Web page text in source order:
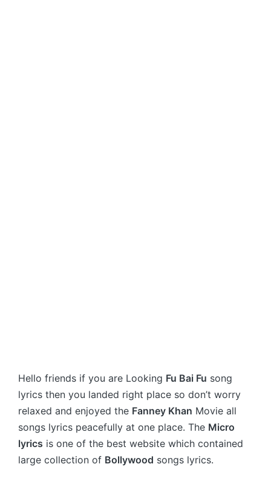
Hello friends if you are Looking Fu Bai Fu song
lyrics then you landed right place so don’t worry
relaxed and enjoyed the Fanney Khan Movie all
songs lyrics peacefully at one place. The Micro
lyrics is one of the best website which contained
large collection of Bollywood songs lyrics.